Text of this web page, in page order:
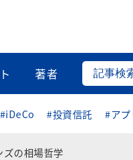
著者
#iDeCo #投資信託 #アプ
ズの相場哲学